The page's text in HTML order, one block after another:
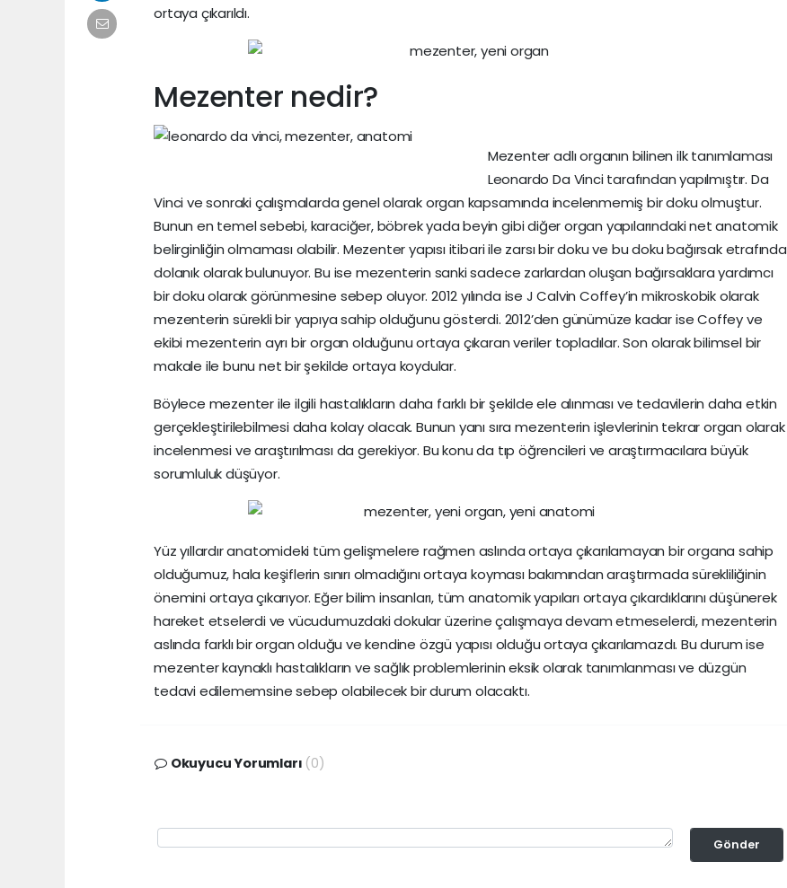
ortaya çıkarıldı.
Mezenter nedir?
Mezenter adlı organın bilinen ilk tanımlaması
Leonardo Da Vinci tarafından yapılmıştır. Da
Vinci ve sonraki çalışmalarda genel olarak organ kapsamında incelenmemiş bir doku olmuştur.
Bunun en temel sebebi, karaciğer, böbrek yada beyin gibi diğer organ yapılarındaki net anatomik
belirginliğin olmaması olabilir. Mezenter yapısı itibari ile zarsı bir doku ve bu doku bağırsak etrafında
dolanık olarak bulunuyor. Bu ise mezenterin sanki sadece zarlardan oluşan bağırsaklara yardımcı
bir doku olarak görünmesine sebep oluyor. 2012 yılında ise J Calvin Coffey’in mikroskobik olarak
mezenterin sürekli bir yapıya sahip olduğunu gösterdi. 2012’den günümüze kadar ise Coffey ve
ekibi mezenterin ayrı bir organ olduğunu ortaya çıkaran veriler topladılar. Son olarak bilimsel bir
makale ile bunu net bir şekilde ortaya koydular.
Böylece mezenter ile ilgili hastalıkların daha farklı bir şekilde ele alınması ve tedavilerin daha etkin
gerçekleştirilebilmesi daha kolay olacak. Bunun yanı sıra mezenterin işlevlerinin tekrar organ olarak
incelenmesi ve araştırılması da gerekiyor. Bu konu da tıp öğrencileri ve araştırmacılara büyük
sorumluluk düşüyor.
Yüz yıllardır anatomideki tüm gelişmelere rağmen aslında ortaya çıkarılamayan bir organa sahip
olduğumuz, hala keşiflerin sınırı olmadığını ortaya koyması bakımından araştırmada sürekliliğinin
önemini ortaya çıkarıyor. Eğer bilim insanları, tüm anatomik yapıları ortaya çıkardıklarını düşünerek
hareket etselerdi ve vücudumuzdaki dokular üzerine çalışmaya devam etmeselerdi, mezenterin
aslında farklı bir organ olduğu ve kendine özgü yapısı olduğu ortaya çıkarılamazdı. Bu durum ise
mezenter kaynaklı hastalıkların ve sağlık problemlerinin eksik olarak tanımlanması ve düzgün
tedavi edilememsine sebep olabilecek bir durum olacaktı.
Okuyucu Yorumları (0)
Gönder